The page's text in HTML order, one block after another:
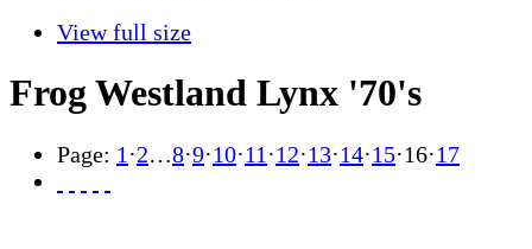
View full size
Frog Westland Lynx '70's
Page: 1 ·2…8·9·10·11 ·12·13·14·15·16·17